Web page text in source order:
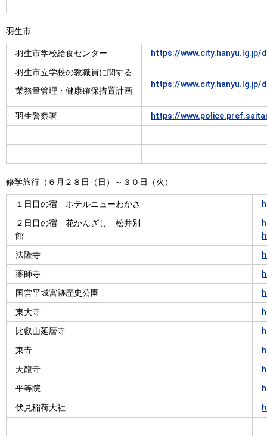
羽生市
羽生市学校給食センター
https://www.city.hanyu.lg.jp/
羽生市立学校の教職員に関する
業務量管理・健康確保措置計画
https://www.city.hanyu.lg.jp/
羽生警察署 https://
修学旅行（６月２８日（日）～３０日（火）
１日目の宿 ホテルニューわかさ
２日目の宿 花かんざし 松井別
館
法隆寺
薬師寺
国営平城宮跡歴史公園
東大寺
比叡山延暦寺
東寺
天龍寺
平等院
伏見稲荷大社